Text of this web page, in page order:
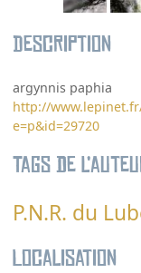
Description
argynnis paphia
http://
e=p&id=29720
Tags de
P.N.R. du
Localisation